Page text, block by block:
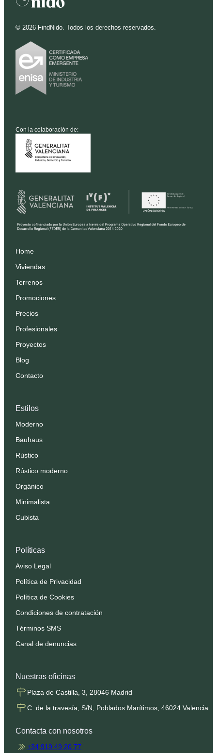
© 2026 FindNido. Todos los derechos reservados.
Con la colaboración de:
Estilos
Moderno
Bauhaus
Rústico
Rústico moderno
Orgánico
Minimalista
Cubista
Políticas
Aviso Legal
Política de Privacidad
Política de Cookies
Condiciones de contratación
Términos SMS
Canal de denuncias
Home
Viviendas
Terrenos
Promociones
Precios
Profesionales
Proyectos
Blog
Contacto
Nuestras oficinas
Plaza de Castilla, 3, 28046 Madrid
C. de la travesía, S/N, Poblados Marítimos, 46024 Valencia
Contacta con nosotros
+34 919 49 20 77